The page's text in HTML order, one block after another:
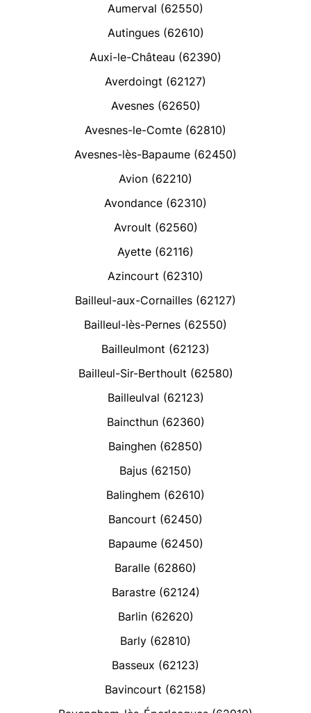
Aumerval (62550)
Autingues (62610)
Auxi-le-Château (62390)
Averdoingt (62127)
Avesnes (62650)
Avesnes-le-Comte (62810)
Avesnes-lès-Bapaume (62450)
Avion (62210)
Avondance (62310)
Avroult (62560)
Ayette (62116)
Azincourt (62310)
Bailleul-aux-Cornailles (62127)
Bailleul-lès-Pernes (62550)
Bailleulmont (62123)
Bailleul-Sir-Berthoult (62580)
Bailleulval (62123)
Baincthun (62360)
Bainghen (62850)
Bajus (62150)
Balinghem (62610)
Bancourt (62450)
Bapaume (62450)
Baralle (62860)
Barastre (62124)
Barlin (62620)
Barly (62810)
Basseux (62123)
Bavincourt (62158)